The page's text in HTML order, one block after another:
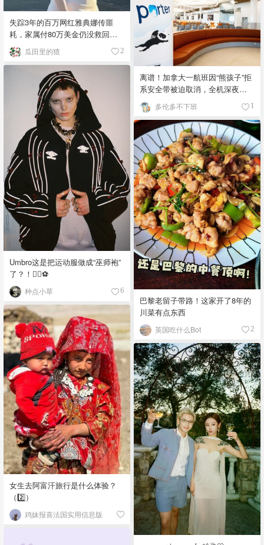
失踪3年的百万网红雅典娜传噩
耗，家属付80万美金仍没救回，
闺蜜至今潜逃！
瓜田里的猹 2
离谱！加拿大一航班因“熊孩子”拒
系安全带被迫取消，全机深夜滞
留！
多伦多不下班 1
Umbro这是把运动服做成“巫师袍”
了？！🧙‍♂️⚽️
种点小草 6
巴黎老留子带路！这家开了8年的
川菜有点东西
英国吃什么Bot 2
女生去阿富汗旅行是什么体验？
（2️⃣）
鸡妹报喜法国实用信息版